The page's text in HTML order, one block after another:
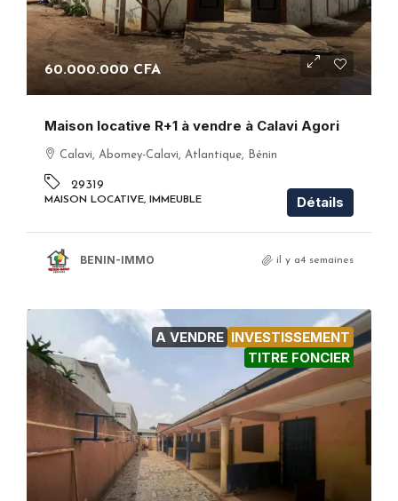
60.000.000 CFA
Maison locative R+1 à vendre à Calavi Agori
Calavi, Abomey-Calavi, Atlantique, Bénin
29319
MAISON LOCATIVE, IMMEUBLE Détails
BENIN-IMMO il y a4 semaines
A VENDRE INVESTISSEMENT
TITRE FONCIER